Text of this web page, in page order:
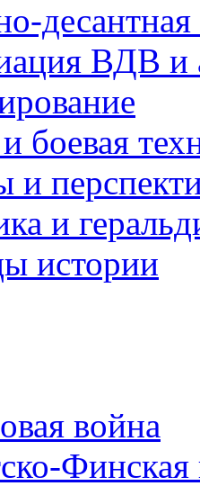
десантная
ВДВ и
боевая
и
и
истории
война